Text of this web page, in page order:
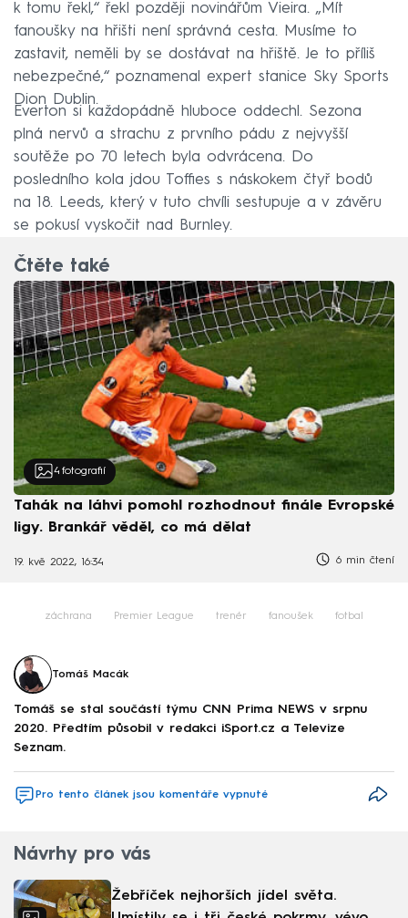
k tomu řekl,“ řekl později novinářům Vieira. „Mít
fanoušky na hřišti není správná cesta. Musíme to
zastavit, neměli by se dostávat na hřiště. Je to příliš
nebezpečné,“ poznamenal expert stanice Sky Sports
Dion Dublin.
Everton si každopádně hluboce oddechl. Sezona
plná nervů a strachu z prvního pádu z nejvyšší
soutěže po 70 letech byla odvrácena. Do
posledního kola jdou Toffies s náskokem čtyř bodů
na 18. Leeds, který v tuto chvíli sestupuje a v závěru
se pokusí vyskočit nad Burnley.
Čtěte také
4 fotografií
Tahák na láhvi pomohl rozhodnout finále Evropské
ligy. Brankář věděl, co má dělat
19. kvě 2022, 16:34 6 min čtení
záchrana Premier League trenér fanoušek fotbal
Tomáš Macák
Tomáš se stal součástí týmu CNN Prima NEWS v srpnu
2020. Předtím působil v redakci iSport.cz a Televize
Seznam.
Pro tento článek jsou komentáře vypnuté
Návrhy pro vás
Žebříček nejhorších jídel světa.